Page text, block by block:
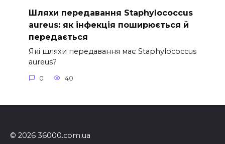
Шляхи передавання Staphylococcus
aureus: як інфекція поширюється й
передається
Які шляхи передавання має Staphylococcus
aureus?
0 40
© 2026 36000.com.ua